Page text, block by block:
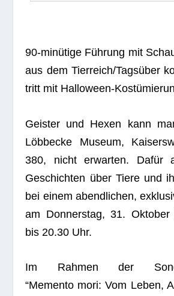
90-minü­tige Füh­rung mit
aus dem Tierreich/Tagsüber
tritt mit Halloween-
Geis­ter und Hexen kann
Löbb­ecke Museum,
380, nicht erwar­ten. Dafür
Geschich­ten über Tiere und
bei einem abend­li­chen,
am Don­ners­tag, 31.
bis 20.30 Uhr.
Im Rah­men der
“Memento mori: Vom Leben,